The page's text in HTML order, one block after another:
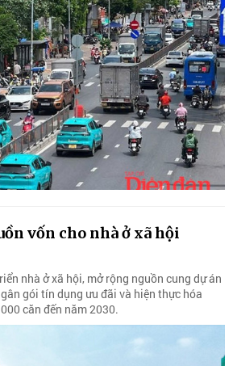
vốn cho nhà ở xã hội
nhà ở xã hội, mở rộng nguồn cung dự án
gói tín dụng ưu đãi và hiện thực hóa
căn đến năm 2030.